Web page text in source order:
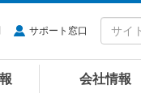
サポート窓口
会社情報